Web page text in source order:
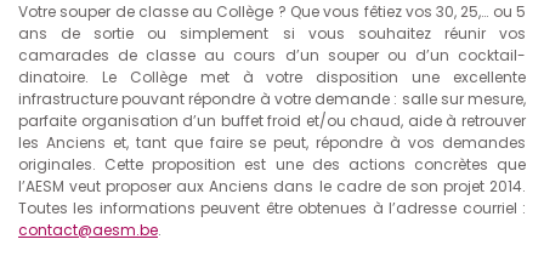
Votre souper de classe au Collège ? Que vous fêtiez vos 30, 25,… ou 5
ans de sortie ou simplement si vous souhaitez réunir vos
camarades de classe au cours d’un souper ou d’un cocktail-
dinatoire. Le Collège met à votre disposition une excellente
infrastructure pouvant répondre à votre demande : salle sur mesure,
parfaite organisation d’un buffet froid et/ou chaud, aide à retrouver
les Anciens et, tant que faire se peut, répondre à vos demandes
originales. Cette proposition est une des actions concrètes que
l’AESM veut proposer aux Anciens dans le cadre de son projet 2014.
Toutes les informations peuvent être obtenues à l’adresse courriel :
contact@aesm.be.